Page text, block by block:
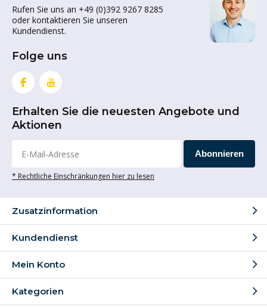
Rufen Sie uns an +49 (0)392 9267 8285
oder kontaktieren Sie unseren
Kundendienst.
Folge uns
Erhalten Sie die neuesten Angebote und
Aktionen
Abonnieren
* Rechtliche Einschränkungen hier zu lesen
Zusatzinformation
Kundendienst
Mein Konto
Kategorien